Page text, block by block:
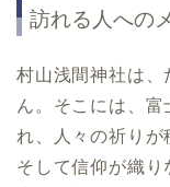
訪れる人への
村山浅間神社は
ん。そこには、富
れ、人々の祈りが
そして信仰が織り